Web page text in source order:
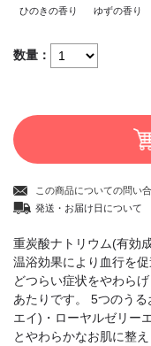
数量：
ひのきの香り ゆずの香り
この商品についての問い
発送・お届け日について
重炭酸ナトリウム(有効
温浴効果により血行を
どつらい症状をやわら
あたりです。 5つのう
エイ)・ローヤルゼリー
とやわらかなお肌に整